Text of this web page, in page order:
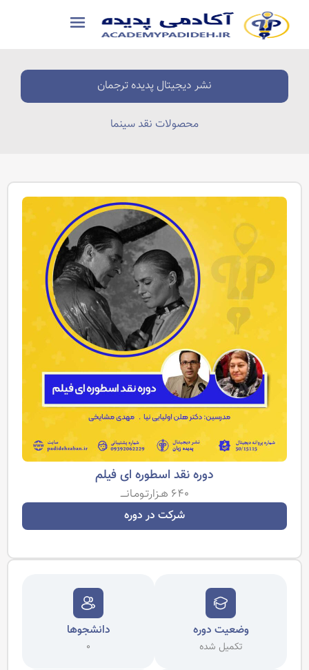
نشر دیجیتال پدیده ترجمان
محصولات نقد سینما
دوره نقد اسطوره ای فیلم
640 هـزارتـومـانــــ
شرکت در دوره
وضعیت دوره
تکمیل شده
دانشجوها
0